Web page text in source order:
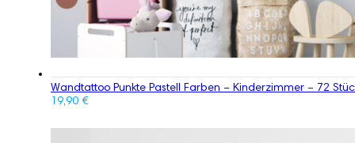
Wandtattoo Punkte Pastell Farben – Kinderzimmer – 72
19,90 €